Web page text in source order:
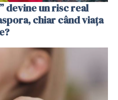
devine un risc real
chiar când viața